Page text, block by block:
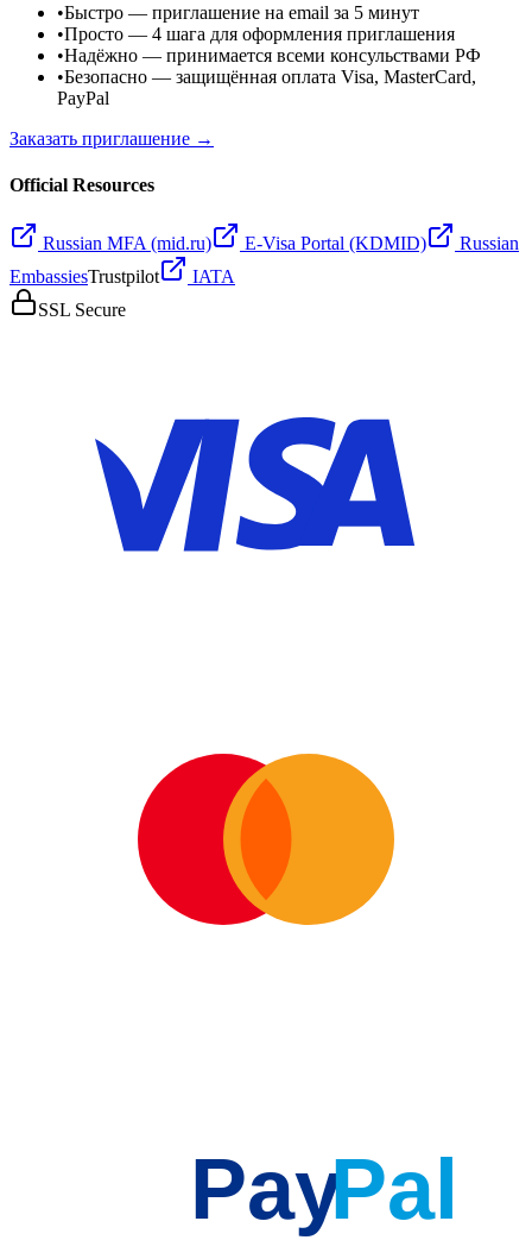
•Быстро — приглашение на email за 5 минут
•Просто — 4 шага для оформления приглашения
•Надёжно — принимается всеми консульствами РФ
•Безопасно — защищённая оплата Visa, MasterCard,
PayPal
Заказать приглашение →
Official Resources
Russian MFA (mid.ru) E-Visa Portal (KDMID)
Russian
EmbassiesTrustpilot
IATA
SSL Secure
PayPal